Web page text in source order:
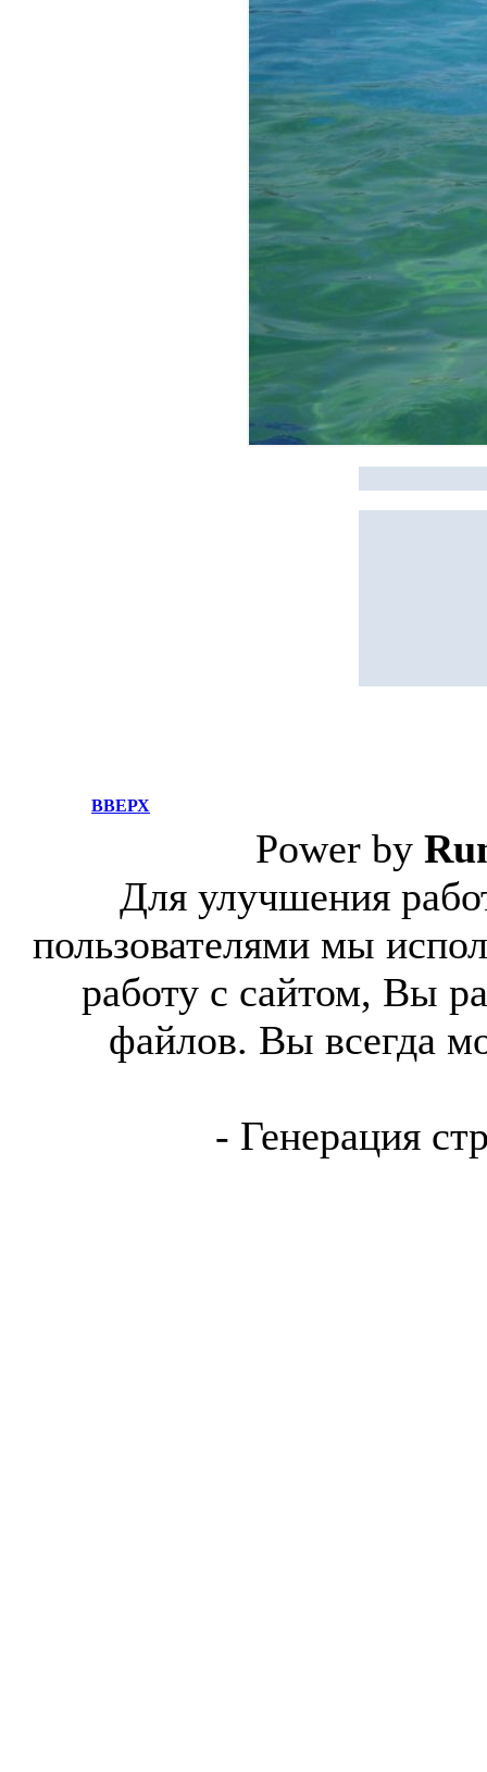
ВВЕРХ
Power by
Для улучшения
пользователями мы
работу с сайтом, Вы
файлов. Вы всегда
- Генерация